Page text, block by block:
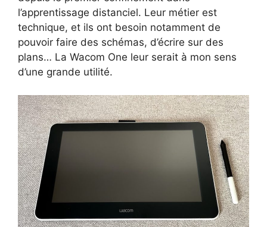
l’apprentissage distanciel. Leur métier est
technique, et ils ont besoin notamment de
pouvoir faire des schémas, d’écrire sur des
plans… La Wacom One leur serait à mon sens
d’une grande utilité.